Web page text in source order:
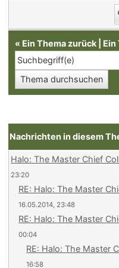
« Ein Thema zurück Ein
Nachrichten in diesem
Halo: The Master Chief
23:20
RE: Halo: The Master
16.05.2014, 23:48
RE: Halo: The Master
00:04
RE: Halo: The Master
16:58